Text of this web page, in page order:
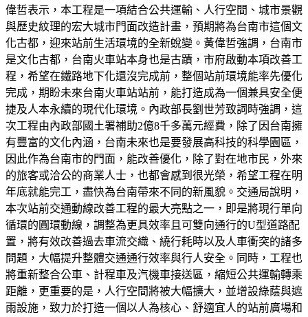
偉哲表示，本工程是一項結合公共運輸、人行空間、城市景觀
與歷史紋理的宏大城市門面改造計畫，預期將為台南市這個文
化古都，迎來站前生活環境的全新蛻變。黃偉哲強調，台南市
是文化古都，台南火車站本身也是古蹟，市府啟動本項改善工
程，希望在鐵路地下化還沒完成前，整個站前環境能率先優化
完成，期盼未來台南火車站站前，能打造成為一個兼具安全便
捷及人本永續的現代化環境。內政部長劉世芳致詞時強調，這
次工程由內政部國土署補助2億8千多萬元經費，除了因台南擁
有豐富的文化內涵，台南未來也是要發展高科技的科學園區，
因此作為台南市的門面，能改善優化，除了對在地市民，外來
的旅客或洽公的商業人士，也都會感到很光榮，希望工程在明
年底就能完工，盡快為台南帶來不同的新風貌。交通局說明，
本次站前交通動線改善工程的最大亮點之一，即是將現行單向
循環的圓環動線，調整為更具效率且可雙向通行的U型道路配
置，將有效改善過去車流交織、繞行耗時以及人車衝突的諸多
問題，大幅提升整體交通通行效率與行人安全。同時，工程也
將重新整合公車、計程車及汽機車接送區，縮短公共運輸轉乘
距離，更重要的是，人行空間將被大幅擴大，並增設綠蔭與遮
雨設施，致力於打造一個以人為核心、舒適宜人的站前廣場和